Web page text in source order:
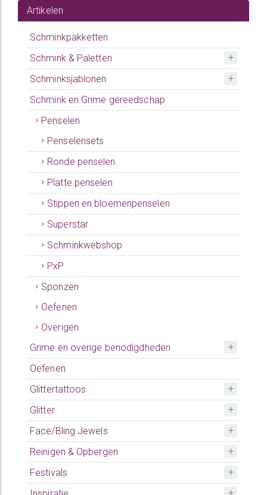
Artikelen
Schminkpakketten
Schmink & Paletten
Schminksjablonen
Schmink en Grime gereedschap
Penselen
Penselensets
Ronde penselen
Platte penselen
Stippen en bloemenpenselen
Superstar
Schminkwebshop
PxP
Sponzen
Oefenen
Overigen
Grime en overige benodigdheden
Oefenen
Glittertattoos
Glitter
Face/Bling Jewels
Reinigen & Opbergen
Festivals